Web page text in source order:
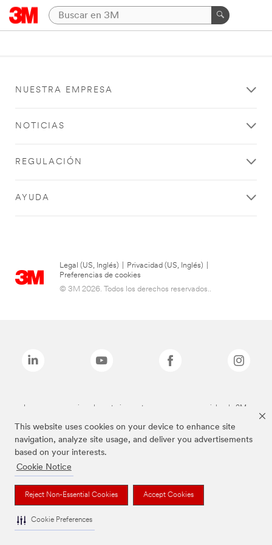
This website uses cookies on your device to enhance site
navigation, analyze site usage, and deliver you advertisements
based on your interests.
Cookie Notice
Reject Non-Essential Cookies Accept Cookies
Cookie Preferences
NUESTRA EMPRESA
NOTICIAS
REGULACIÓN
AYUDA
Legal (US, Inglés) Privacidad (US, Inglés)
Preferencias de cookies
© 3M 2026. Todos los derechos reservados..
Las marcas mencionadas anteriormente son marcas comerciales de 3M.